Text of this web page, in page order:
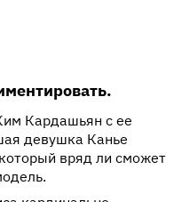
Кардашьян с ее
девушка Канье
вряд ли сможет